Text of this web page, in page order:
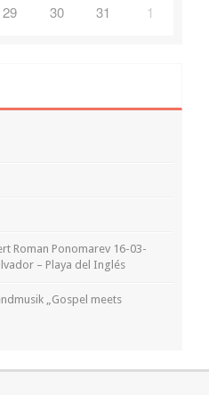
29 30 31 1
Roman Ponomarev 16-03-
– Playa del Inglés
„Gospel meets